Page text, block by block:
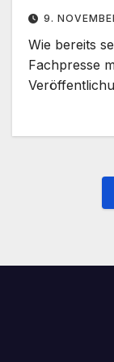
9.
Wie bereits
Fachpresse